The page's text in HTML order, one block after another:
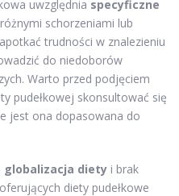
uwzględnia specyficzne
schorzeniami lub
trudności w znalezieniu
do niedoborów
Warto przed podjęciem
pudełkowej skonsultować się
jest ona dopasowana do
globalizacja diety i brak
diety pudełkowe